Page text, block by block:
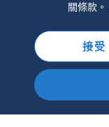
關條款。
接受